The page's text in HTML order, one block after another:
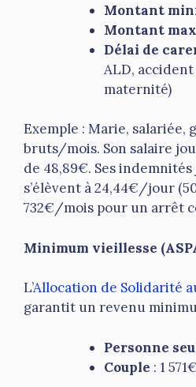
Montant
Montant
Délai de
ALD,
maternité)
Exemple : Marie, salariée,
bruts/mois. Son salaire
de 48,89€. Ses
s’élèvent à 24,44€/jour
732€/mois pour un arrêt
Minimum vieillesse
L’Allocation de Solidarité
garantit un revenu
Personne
Couple : 1